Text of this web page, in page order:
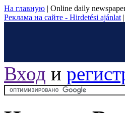
На главную | Online daily
Реклама на сайте - Hirdetési ajánlat |
Вход и